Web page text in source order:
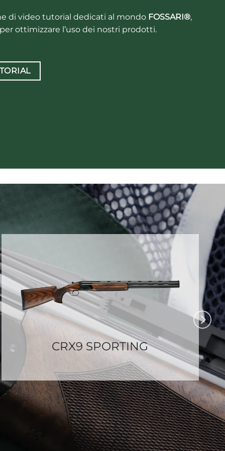
di video tutorial dedicati al mondo FOSSARI®,
ottimizzare l’uso dei nostri prodotti.
CRX9 SPORTING